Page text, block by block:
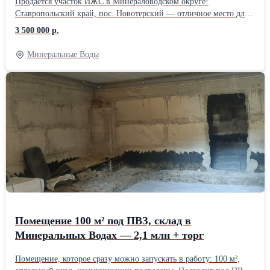
отвечу на все вопросы и организую показ. Договоримся об
удобном времени
Ставропольский край, пос. Новотерский — отличное место для
строительства дома. 📍 Расстояние до центра города: всего 12
км; ✅ Площадь: 11 соток; ⚡️ Все необходимые коммуникации:
газ, вода, электричество рядом; Обременений нет. Межевание
3 500 000 р.
Минеральные Воды
Помещение 100 м² под ПВЗ, склад в
Минеральных Водах — 2,1 млн + торг
Помещение, которое сразу можно запускать в работу: 100 м²,